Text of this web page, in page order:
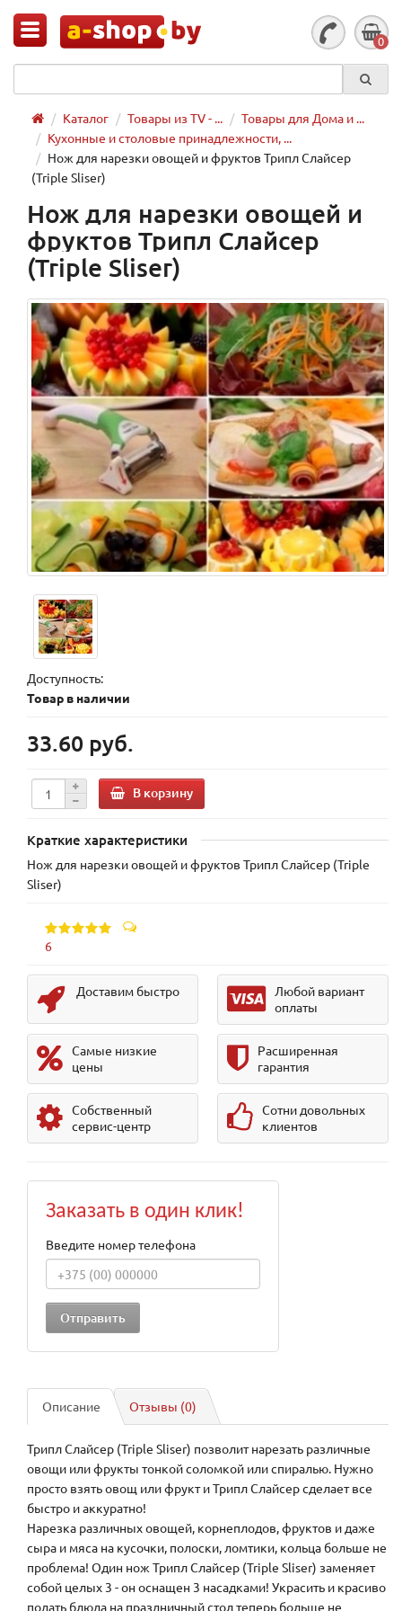
0
Каталог Товары из TV - ...
Товары для Дома и ...
Кухонные и столовые принадлежности, ...
Нож для нарезки овощей и фруктов Трипл Слайсер
(Triple Sliser)
Нож для нарезки овощей и
фруктов Трипл Слайсер
(Triple Sliser)
Доступность:
Товар в наличии
33.60 руб.
В корзину
Краткие характеристики
Нож для нарезки овощей и фруктов Трипл Слайсер (Triple
Sliser)
6
Доставим быстро
Любой вариант
оплаты
Самые низкие
цены
Расширенная
гарантия
Собственный
сервис-центр
Сотни довольных
клиентов
Заказать в один клик!
Введите номер телефона
Описание Отзывы (0)
Трипл Слайсер (Triple Sliser) позволит нарезать различные
овощи или фрукты тонкой соломкой или спиралью. Нужно
просто взять овощ или фрукт и Трипл Слайсер сделает все
быстро и аккуратно!
Нарезка различных овощей, корнеплодов, фруктов и даже
сыра и мяса на кусочки, полоски, ломтики, кольца больше не
проблема! Один нож Трипл Слайсер (Triple Sliser) заменяет
собой целых 3 - он оснащен 3 насадками! Украсить и красиво
подать блюда на праздничный стол теперь больше не